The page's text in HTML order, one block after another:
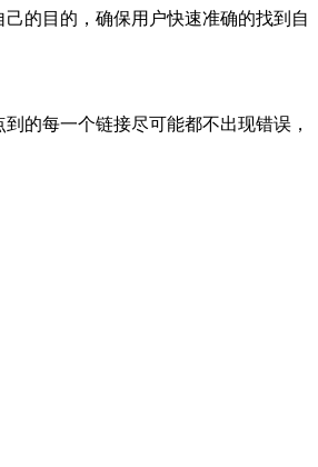
的目的，确保用户快速准确的找到自
的每一个链接尽可能都不出现错误，